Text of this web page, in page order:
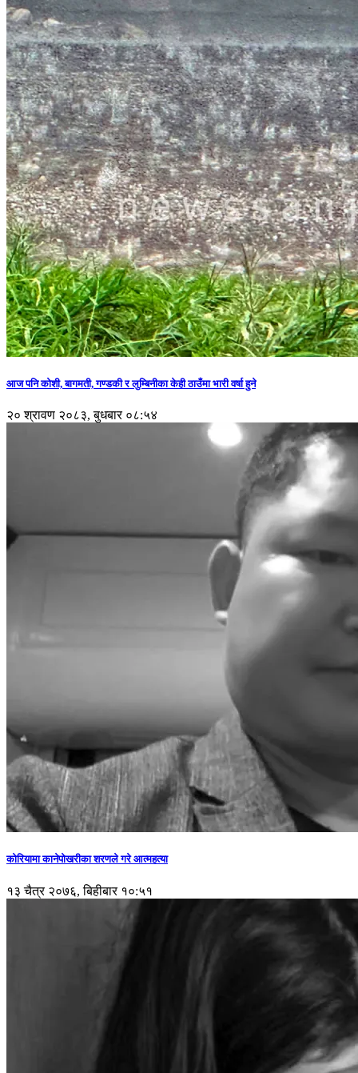
आज पनि कोशी, बागमती, गण्डकी र लुम्बिनीका केही ठाउँमा भारी वर्षा हुने
२० श्रावण २०८३, बुधबार ०८:५४
कोरियामा कानेपोखरीका शरणले गरे आत्महत्या
१३ चैत्र २०७६, बिहीबार १०:५१